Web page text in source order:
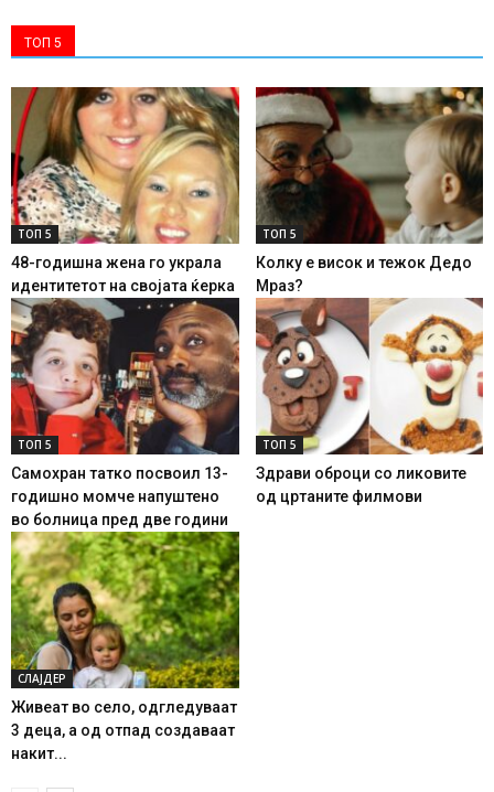
ТОП 5
ТОП 5
48-годишна жена го украла
идентитетот на својата ќерка
ТОП 5
Колку е висок и тежок Дедо
Мраз?
ТОП 5
Самохран татко посвоил 13-
годишно момче напуштено
во болница пред две години
ТОП 5
Здрави оброци со ликовите
од цртаните филмови
СЛАЈДЕР
Живеат во село, одгледуваат
3 деца, а од отпад создаваат
накит...